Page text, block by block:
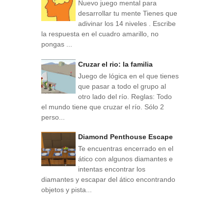
Nuevo juego mental para
desarrollar tu mente Tienes que
adivinar los 14 niveles . Escribe
la respuesta en el cuadro amarillo, no
pongas ...
Cruzar el rio: la familia
Juego de lógica en el que tienes
que pasar a todo el grupo al
otro lado del río. Reglas: Todo
el mundo tiene que cruzar el río. Sólo 2
perso...
Diamond Penthouse Escape
Te encuentras encerrado en el
ático con algunos diamantes e
intentas encontrar los
diamantes y escapar del ático encontrando
objetos y pista...